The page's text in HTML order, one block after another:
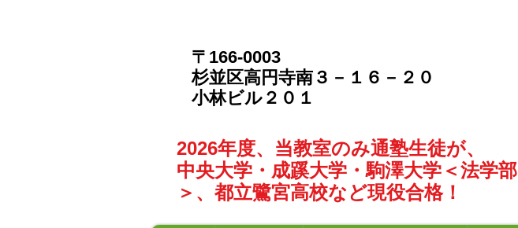
〒166-0003
​杉並区高円寺南３－１６－２０
​小林ビル２０１
2026年度、当教室のみ通塾生徒が、
中央大学・成蹊大学・駒澤大学＜法学部
＞、都立鷺宮高校など現役合格！